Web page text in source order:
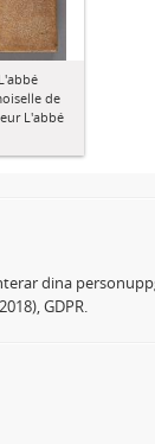
de
L'abbé
dina
GDPR.